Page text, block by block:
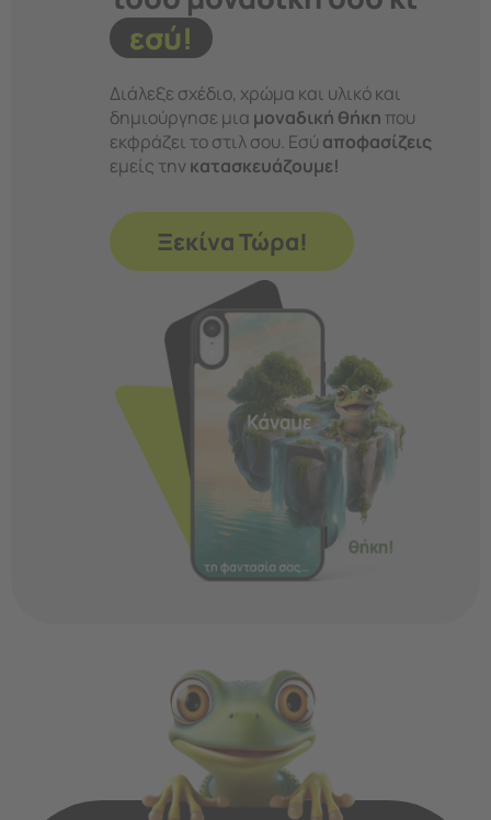
εσύ!
Διάλεξε σχέδιο, χρώμα και υλικό και
δημιούργησε μια μοναδική θήκη που
εκφράζει το στιλ σου. Εσύ αποφασίζεις
εμείς την κατασκευάζουμε!
Ξεκίνα Τώρα!